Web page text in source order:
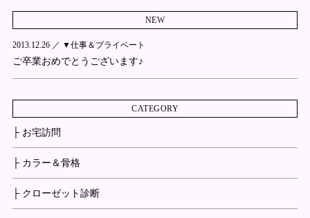
NEW
2013.12.26 ／ ▼仕事＆プライベート
ご卒業おめでとうございます♪
CATEGORY
├ お宅訪問
├ カラー＆骨格
├ クローゼット診断